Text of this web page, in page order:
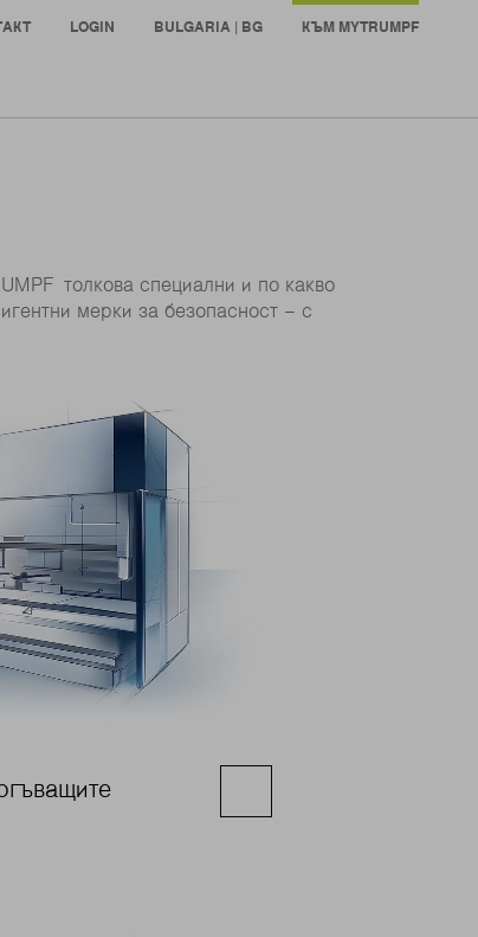
LOGIN BULGARIA | BG КЪМ MYTRUMPF
толкова специални и по какво
мерки за безопасност – с